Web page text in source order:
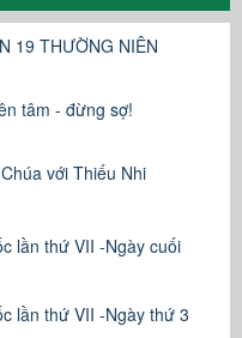
19 THƯỜNG NIÊN
tâm - đừng sợ!
với Thiếu Nhi
lần thứ VII -Ngày cuối
lần thứ VII -Ngày thứ 3